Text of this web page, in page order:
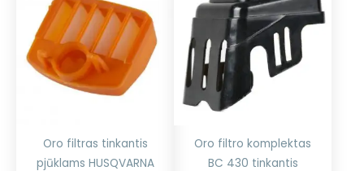
Oro filtras tinkantis
pjūklams HUSQVARNA
Oro filtro komplektas
BC 430 tinkantis